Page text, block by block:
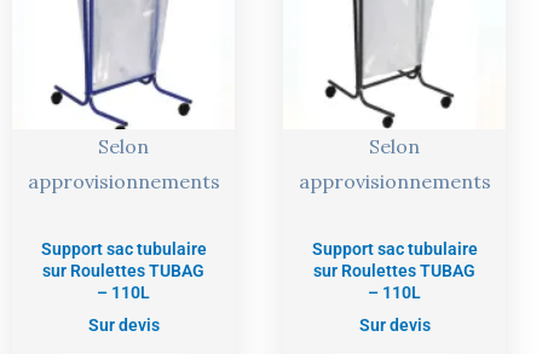
Selon
approvisionnements
Support sac tubulaire
sur Roulettes TUBAG
– 110L
Sur devis
Selon
approvisionnements
Support sac tubulaire
sur Roulettes TUBAG
– 110L
Sur devis